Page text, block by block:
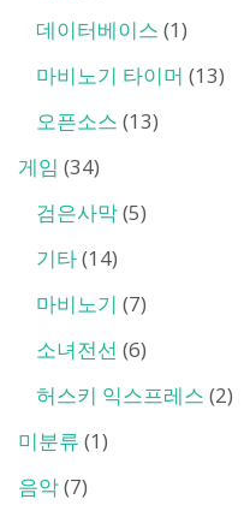
데이터베이스 (1)
마비노기 타이머 (13)
오픈소스 (13)
게임 (34)
검은사막(5)
기타(14)
마비노기 (7)
소녀전선 (6)
허스키 익스프레스 (2)
미분류 (1)
음악(7)